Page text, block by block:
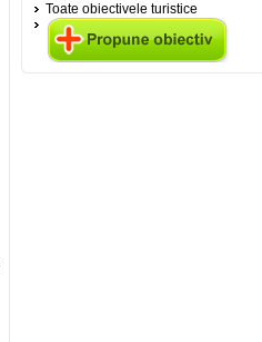
Toate obiectivele turistice